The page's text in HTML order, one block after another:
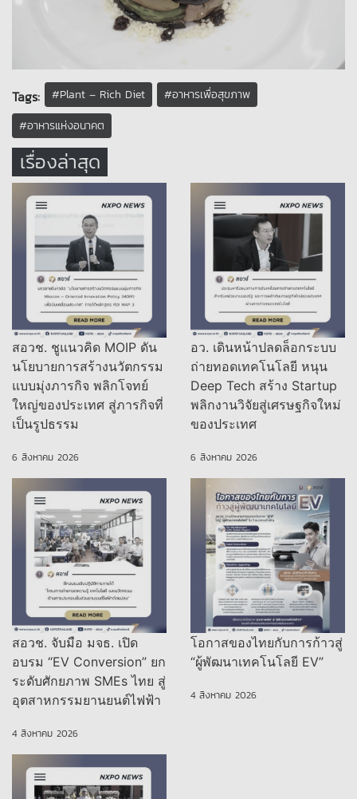
Tags: #Plant – Rich Diet
#อาหารเพื่อสุขภาพ
#อาหารแห่งอนาคต
เรื่องล่าสุด
สอวช. ชูแนวคิด MOIP ดัน
นโยบายการสร้างนวัตกรรม
แบบมุ่งภารกิจ พลิกโจทย์
ใหญ่ของประเทศ สู่ภารกิจที่
เป็นรูปธรรม
6 สิงหาคม 2026
อว. เดินหน้าปลดล็อกระบบ
ถ่ายทอดเทคโนโลยี หนุน
Deep Tech สร้าง Startup
พลิกงานวิจัยสู่เศรษฐกิจใหม่
ของประเทศ
6 สิงหาคม 2026
สอวช. จับมือ มจธ. เปิด
อบรม “EV Conversion” ยก
ระดับศักยภาพ SMEs ไทย สู่
อุตสาหกรรมยานยนต์ไฟฟ้า
4 สิงหาคม 2026
โอกาสของไทยกับการก้าวสู่
“ผู้พัฒนาเทคโนโลยี EV”
4 สิงหาคม 2026